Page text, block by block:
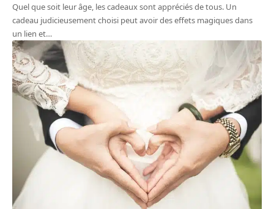
Quel que soit leur âge, les cadeaux sont appréciés de tous. Un
cadeau judicieusement choisi peut avoir des effets magiques dans
un lien et…